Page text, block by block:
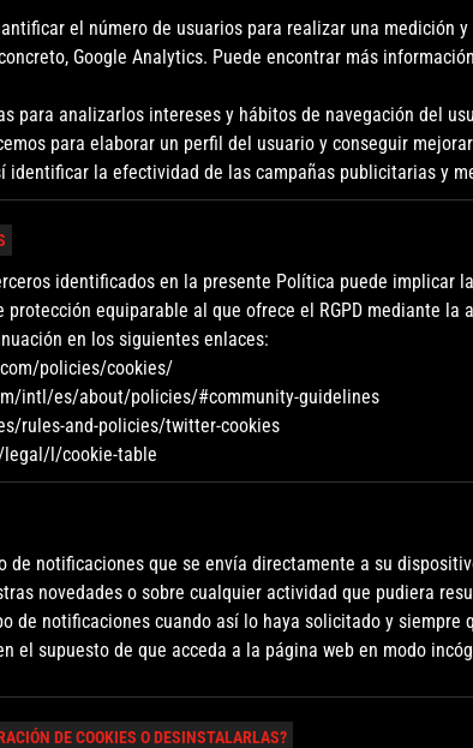
el número de usuarios para realizar una
Google Analytics. Puede encontrar más
para analizarlos intereses y hábitos de navegación del
para elaborar un perfil del usuario y conseguir
identificar la efectividad de las campañas publicitarias y
identificados en la presente Política puede implicar
equiparable al que ofrece el RGPD mediante
en los siguientes enlaces:
policies/cookies/
intl/es/about/policies/#community-guidelines
rules-and-policies/twitter-cookies
legal/l/cookie-table
de notificaciones que se envía directamente a su
novedades o sobre cualquier actividad que pudiera
de notificaciones cuando así lo haya solicitado y siempre
el supuesto de que acceda a la página web en modo
DE COOKIES O DESINSTALARLAS?